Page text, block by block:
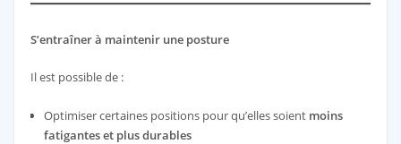
S’entraîner à maintenir une posture
Il est possible de :
Optimiser certaines positions pour qu’elles soient moins
fatigantes et plus durables